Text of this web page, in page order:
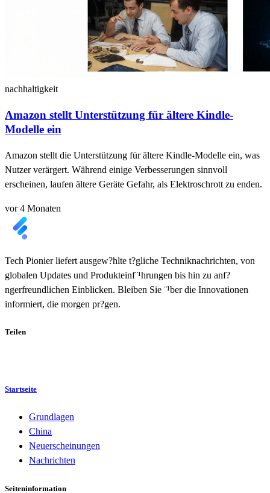
nachhaltigkeit
Amazon stellt Unterstützung für ältere Kindle-
Modelle ein
Amazon stellt die Unterstützung für ältere Kindle-Modelle ein, was
Nutzer verärgert. Während einige Verbesserungen sinnvoll
erscheinen, laufen ältere Geräte Gefahr, als Elektroschrott zu enden.
vor 4 Monaten
Tech Pionier liefert ausgew?hlte t?gliche Techniknachrichten, von
globalen Updates und Produkteinf¨¹hrungen bis hin zu anf?
ngerfreundlichen Einblicken. Bleiben Sie ¨¹ber die Innovationen
informiert, die morgen pr?gen.
Teilen
Startseite
Grundlagen
China
Neuerscheinungen
Nachrichten
Seiteninformation